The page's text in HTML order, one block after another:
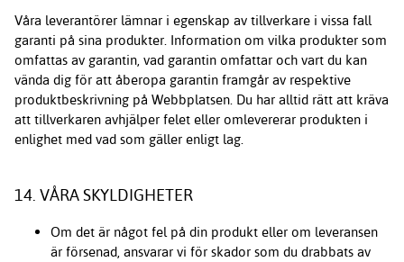
Våra leverantörer lämnar i egenskap av tillverkare i vissa fall
garanti på sina produkter. Information om vilka produkter som
omfattas av garantin, vad garantin omfattar och vart du kan
vända dig för att åberopa garantin framgår av respektive
produktbeskrivning på Webbplatsen. Du har alltid rätt att kräva
att tillverkaren avhjälper felet eller omlevererar produkten i
enlighet med vad som gäller enligt lag.
14. VÅRA SKYLDIGHETER
Om det är något fel på din produkt eller om leveransen
är försenad, ansvarar vi för skador som du drabbats av